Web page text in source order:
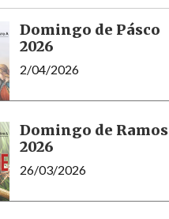
Domingo de Pásco
2026
2/04/2026
Domingo de Ramos
2026
26/03/2026